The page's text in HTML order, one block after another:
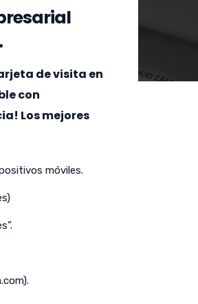
de visita en
con
Los mejores
móviles.
).